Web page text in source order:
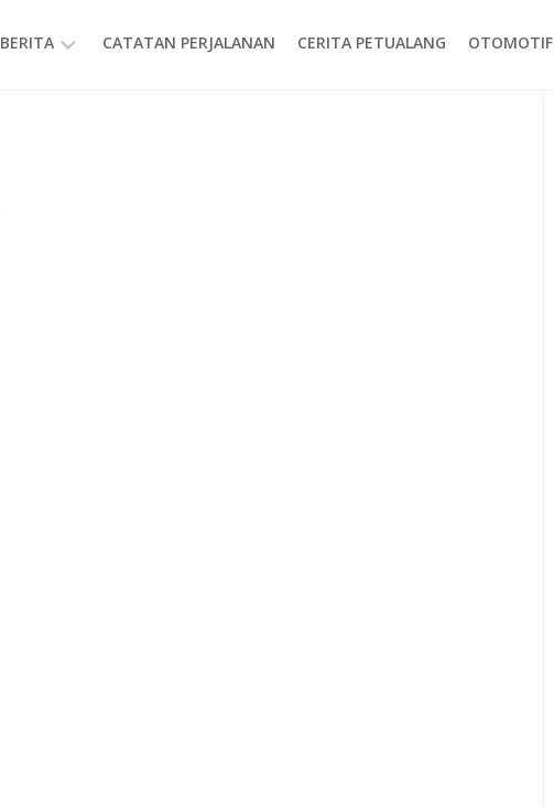
BERITA CATATAN PERJALANAN CERITA PETUALANG OTOMOTIF